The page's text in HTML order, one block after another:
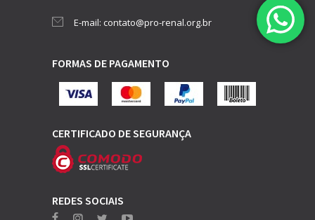
E-mail: contato@pro-renal.org.br
FORMAS DE PAGAMENTO
CERTIFICADO DE SEGURANÇA
REDES SOCIAIS